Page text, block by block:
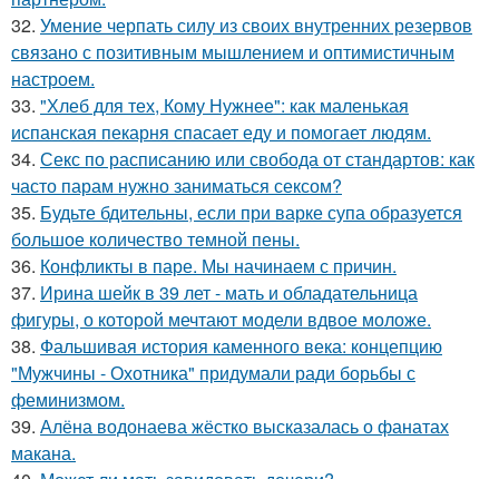
32. Умение черпать силу из своих внутренних резервов
связано с позитивным мышлением и оптимистичным
настроем.
33. "Хлеб для тех, Кому Нужнее": как маленькая
испанская пекарня спасает еду и помогает людям.
34. Секс по расписанию или свобода от стандартов: как
часто парам нужно заниматься сексом?
35. Будьте бдительны, если при варке супа образуется
большое количество темной пены.
36. Конфликты в паре. Мы начинаем с причин.
37. Ирина шейк в 39 лет - мать и обладательница
фигуры, о которой мечтают модели вдвое моложе.
38. Фальшивая история каменного века: концепцию
"Мужчины - Охотника" придумали ради борьбы с
феминизмом.
39. Алёна водонаева жёстко высказалась о фанатах
макана.